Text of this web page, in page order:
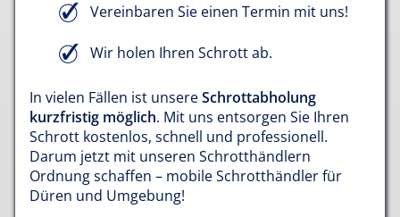
Vereinbaren Sie einen Termin mit uns!
Wir holen Ihren Schrott ab.
In vielen Fällen ist unsereSchrottabholung
kurzfristig möglich. Mit uns entsorgen Sie Ihren
Schrott kostenlos, schnell und professionell.
Darum jetzt mit unseren Schrotthändlern
Ordnung schaffen – mobile Schrotthändler für
Düren und Umgebung!